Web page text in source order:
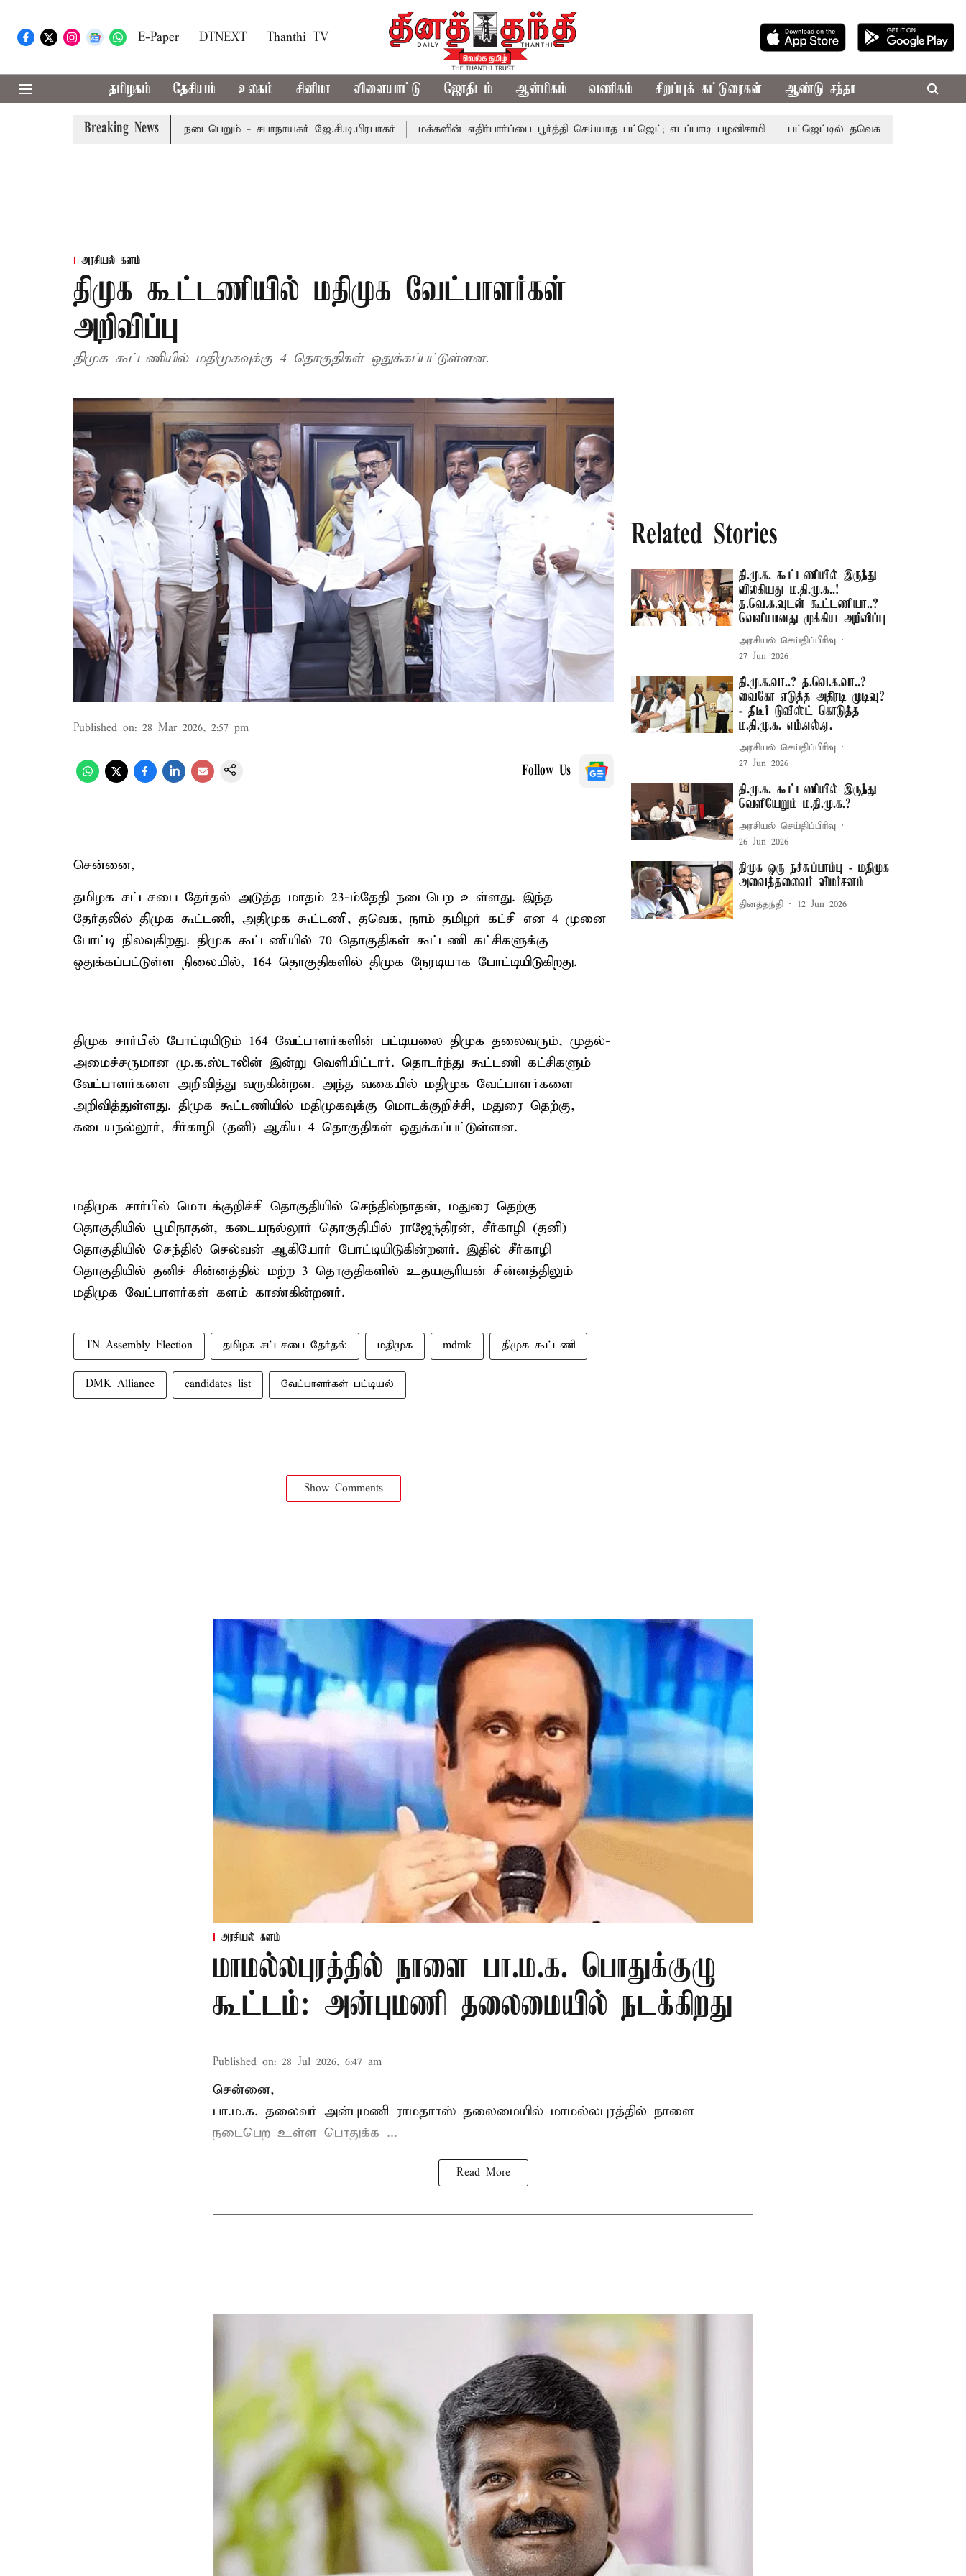
E-Paper DTNEXT Thanthi TV
தமிழகம் தேசியம் உலகம் சினிமா விளையாட்டு ஜோதிடம் ஆன்மிகம் வணிகம் சிறப்புக் கட்டுரைகள் ஆண்டு சந்தா
Breaking News
8-ந் தேதி வரை நடைபெறும் - சபாநாயகர் ஜே.சி.டி.பிரபாகர் மக்களின் எதிர்பார்ப்பை பூர்த்தி செய்யாத பட்ஜெட்; எடப்பாடி பழனிசாமி பட்ஜெட்டில் தவெக அரசின் வாக்குறுதிகள்
அரசியல் களம்
திமுக கூட்டணியில் மதிமுக வேட்பாளர்கள்
அறிவிப்பு
திமுக கூட்டணியில் மதிமுகவுக்கு 4 தொகுதிகள் ஒதுக்கப்பட்டுள்ளன.
Published on: 28 Mar 2026, 2:57 pm
Follow Us
சென்னை,
தமிழக சட்டசபை தேர்தல் அடுத்த மாதம் 23-ம்தேதி நடைபெற உள்ளது. இந்த
தேர்தலில் திமுக கூட்டணி, அதிமுக கூட்டணி, தவெக, நாம் தமிழர் கட்சி என 4 முனை
போட்டி நிலவுகிறது. திமுக கூட்டணியில் 70 தொகுதிகள் கூட்டணி கட்சிகளுக்கு
ஒதுக்கப்பட்டுள்ள நிலையில், 164 தொகுதிகளில் திமுக நேரடியாக போட்டியிடுகிறது.
திமுக சார்பில் போட்டியிடும் 164 வேட்பாளர்களின் பட்டியலை திமுக தலைவரும், முதல்-
அமைச்சருமான மு.க.ஸ்டாலின் இன்று வெளியிட்டார். தொடர்ந்து கூட்டணி கட்சிகளும்
வேட்பாளர்களை அறிவித்து வருகின்றன. அந்த வகையில் மதிமுக வேட்பாளர்களை
அறிவித்துள்ளது. திமுக கூட்டணியில் மதிமுகவுக்கு மொடக்குறிச்சி, மதுரை தெற்கு,
கடையநல்லூர், சீர்காழி (தனி) ஆகிய 4 தொகுதிகள் ஒதுக்கப்பட்டுள்ளன.
மதிமுக சார்பில் மொடக்குறிச்சி தொகுதியில் செந்தில்நாதன், மதுரை தெற்கு
தொகுதியில் பூமிநாதன், கடையநல்லூர் தொகுதியில் ராஜேந்திரன், சீர்காழி (தனி)
தொகுதியில் செந்தில் செல்வன் ஆகியோர் போட்டியிடுகின்றனர். இதில் சீர்காழி
தொகுதியில் தனிச் சின்னத்தில் மற்ற 3 தொகுதிகளில் உதயசூரியன் சின்னத்திலும்
மதிமுக வேட்பாளர்கள் களம் காண்கின்றனர்.
TN Assembly Election தமிழக சட்டசபை தேர்தல் மதிமுக mdmk திமுக கூட்டணி
DMK Alliance candidates list வேட்பாளர்கள் பட்டியல்
Show Comments
Related Stories
தி.மு.க. கூட்டணியில் இருந்து
விலகியது ம.தி.மு.க..!
த.வெ.க.வுடன் கூட்டணியா..?
வெளியானது முக்கிய அறிவிப்பு
அரசியல் செய்திப்பிரிவு
27 Jun 2026
தி.மு.க.வா..? த.வெ.க.வா..?
வைகோ எடுத்த அதிரடி முடிவு?
- திடீர் டுவிஸ்ட் கொடுத்த
ம.தி.மு.க. எம்.எல்.ஏ.
அரசியல் செய்திப்பிரிவு
27 Jun 2026
தி.மு.க. கூட்டணியில் இருந்து
வெளியேறும் ம.தி.மு.க.?
அரசியல் செய்திப்பிரிவு
26 Jun 2026
திமுக ஒரு நச்சுப்பாம்பு - மதிமுக
அவைத்தலைவர் விமர்சனம்
தினத்தந்தி 12 Jun 2026
அரசியல் களம்
மாமல்லபுரத்தில் நாளை பா.ம.க. பொதுக்குழு
கூட்டம்: அன்புமணி தலைமையில் நடக்கிறது
Published on: 28 Jul 2026, 6:47 am
சென்னை,
பா.ம.க. தலைவர் அன்புமணி ராமதாாஸ் தலைமையில் மாமல்லபுரத்தில் நாளை
நடைபெற உள்ள பொதுக்க ...
Read More